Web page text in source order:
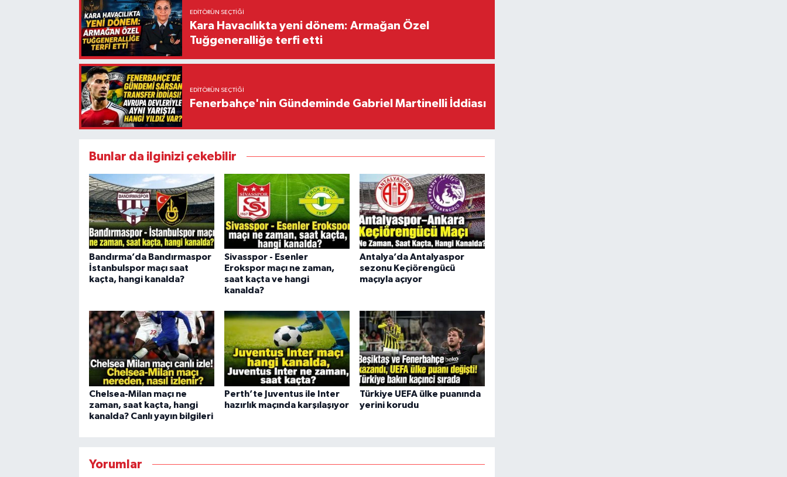
EDITÖRÜN SEÇTIĞI
Kara Havacılıkta yeni dönem: Armağan Özel
Tuğgeneralliğe terfi etti
EDITÖRÜN SEÇTIĞI
Fenerbahçe'nin Gündeminde Gabriel Martinelli İddiası
Bunlar da ilginizi çekebilir
Bandırma’da Bandırmaspor
İstanbulspor maçı saat
kaçta, hangi kanalda?
Sivasspor - Esenler
Erokspor maçı ne zaman,
saat kaçta ve hangi
kanalda?
Antalya’da Antalyaspor
sezonu Keçiörengücü
maçıyla açıyor
Chelsea-Milan maçı ne
zaman, saat kaçta, hangi
kanalda? Canlı yayın bilgileri
Perth’te Juventus ile Inter
hazırlık maçında karşılaşıyor
Türkiye UEFA ülke puanında
yerini korudu
Yorumlar